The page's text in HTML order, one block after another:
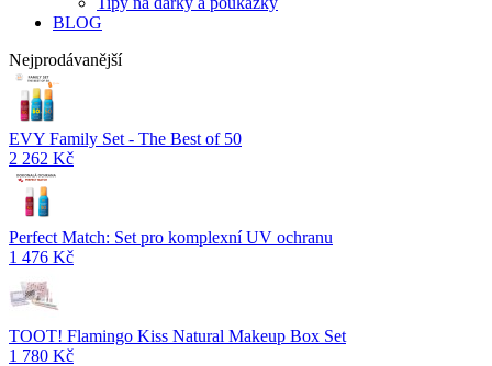
BLOG
Nejprodávanější
EVY Family Set - The Best of 50
2 262 Kč
Perfect Match: Set pro komplexní UV ochranu
1 476 Kč
TOOT! Flamingo Kiss Natural Makeup Box Set
1 780 Kč